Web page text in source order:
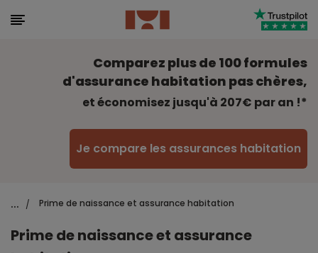
Comparez plus de 100 formules
d'assurance habitation pas chères,
et économisez jusqu'à 207€ par an !*
Je compare les assurances habitation
... / Prime de naissance et assurance habitation
Prime de naissance et assurance